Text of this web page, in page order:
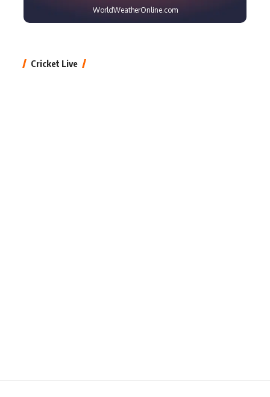
WorldWeatherOnline.com
Cricket Live